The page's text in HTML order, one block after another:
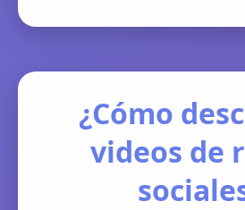
¿Cómo
videos de